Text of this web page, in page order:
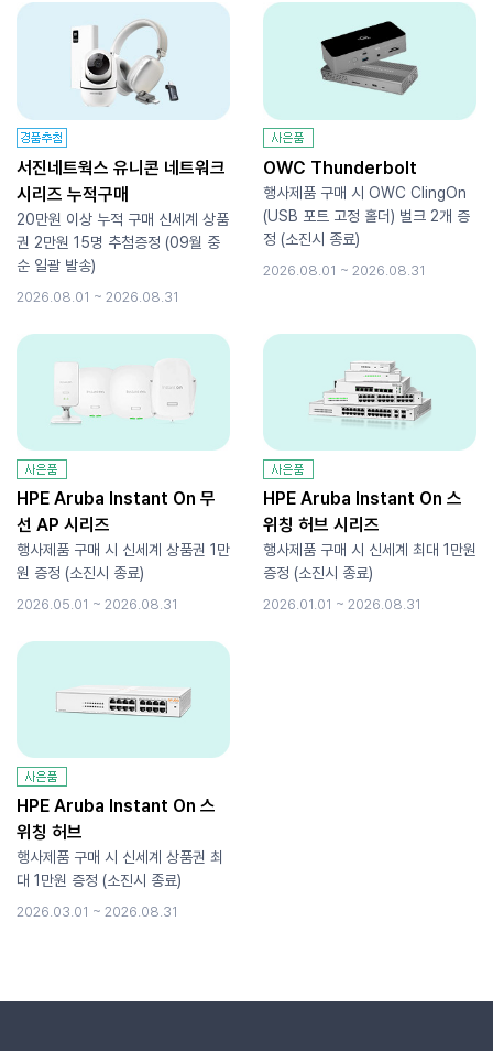
서진네트웍스 유니콘 네트워크
시리즈 누적구매
20만원 이상 누적 구매 신세계 상품
권 2만원 15명 추첨증정 (09월 중
순 일괄 발송)
2026.08.01 ~ 2026.08.31
OWC Thunderbolt
행사제품 구매 시 OWC ClingOn
(USB 포트 고정 홀더) 벌크 2개 증
정 (소진시 종료)
2026.08.01 ~ 2026.08.31
HPE Aruba Instant On 무
선 AP 시리즈
행사제품 구매 시 신세계 상품권 1만
원 증정 (소진시 종료)
2026.05.01 ~ 2026.08.31
HPE Aruba Instant On 스
위칭 허브 시리즈
행사제품 구매 시 신세계 최대 1만원
증정 (소진시 종료)
2026.01.01 ~ 2026.08.31
HPE Aruba Instant On 스
위칭 허브
행사제품 구매 시 신세계 상품권 최
대 1만원 증정 (소진시 종료)
2026.03.01 ~ 2026.08.31